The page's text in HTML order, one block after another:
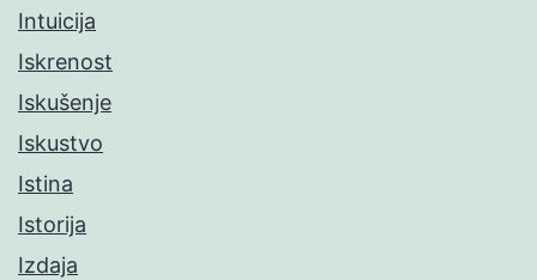
Intuicija
Iskrenost
Iskušenje
Iskustvo
Istina
Istorija
Izdaja